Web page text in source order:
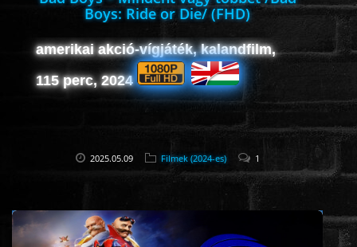
Boys: Ride or Die/ (FHD)
amerikai akció-vígjáték, kalandfilm,
115 perc, 2024
2025.05.09 Filmek (2024-es) 1